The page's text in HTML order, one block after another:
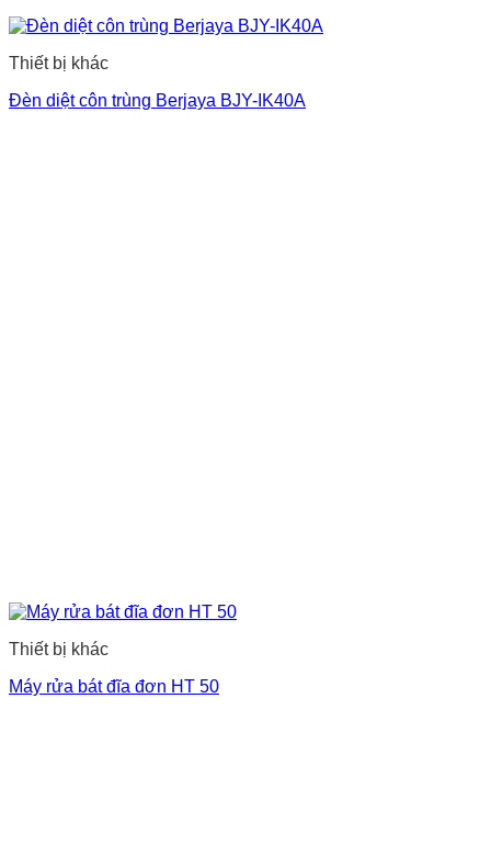
Thiết bị khác
Đèn diệt côn trùng Berjaya BJY-IK40A
Thiết bị khác
Máy rửa bát đĩa đơn HT 50